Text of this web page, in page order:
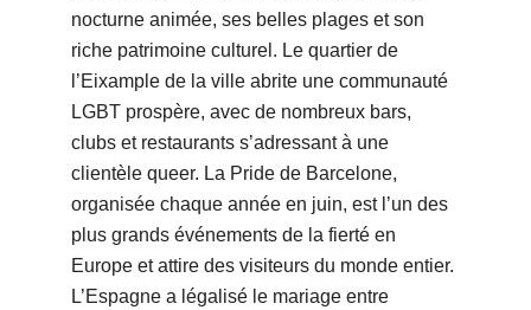
nocturne animée, ses belles plages et son
riche patrimoine culturel. Le quartier de
l’Eixample de la ville abrite une communauté
LGBT prospère, avec de nombreux bars,
clubs et restaurants s’adressant à une
clientèle queer. La Pride de Barcelone,
organisée chaque année en juin, est l’un des
plus grands événements de la fierté en
Europe et attire des visiteurs du monde entier.
L’Espagne a légalisé le mariage entre